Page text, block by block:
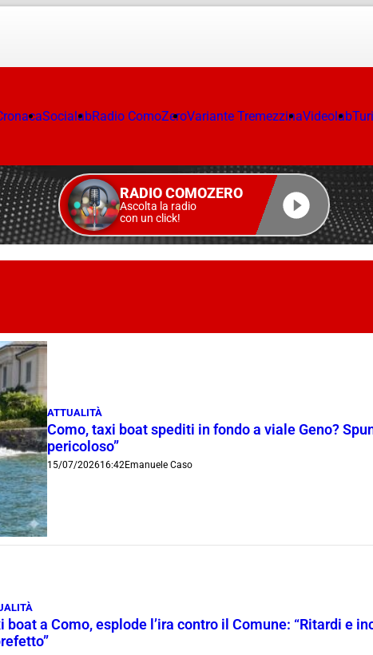
SocialabRadio ComoZeroVariante TremezzinaVideolab
RADIO COMOZERO
Ascolta la radio
con un click!
ATTUALITÀ
Como, taxi boat spediti in fondo a viale Geno?
pericoloso”
15/07/202616:42Emanuele Caso
boat a Como, esplode l’ira contro il Comune: “Ritardi e